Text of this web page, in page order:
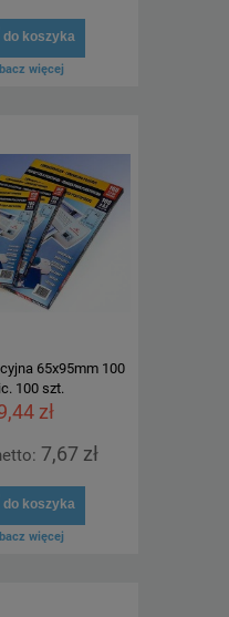
do koszyka
więcej
65x95mm 100
100 szt.
zł
7,67 zł
do koszyka
więcej